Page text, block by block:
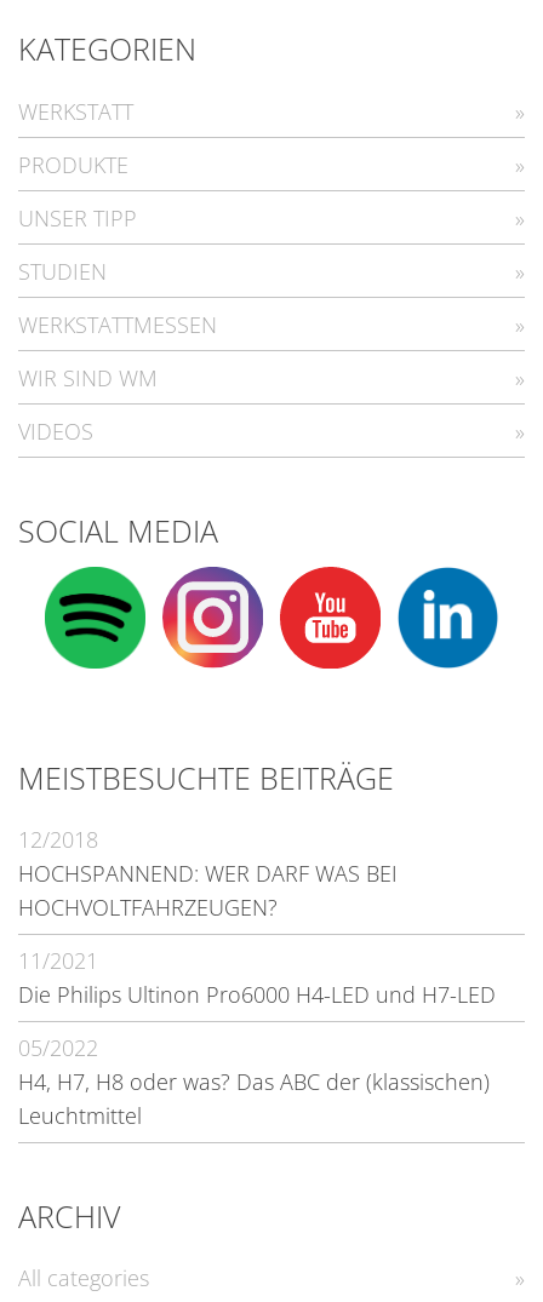
KATEGORIEN
WERKSTATT
PRODUKTE
UNSER TIPP
STUDIEN
WERKSTATTMESSEN
WIR SIND WM
VIDEOS
SOCIAL MEDIA
MEISTBESUCHTE BEITRÄGE
12/2018
HOCHSPANNEND: WER DARF WAS BEI
HOCHVOLTFAHRZEUGEN?
11/2021
Die Philips Ultinon Pro6000 H4-LED und H7-LED
05/2022
H4, H7, H8 oder was? Das ABC der (klassischen)
Leuchtmittel
ARCHIV
All categories